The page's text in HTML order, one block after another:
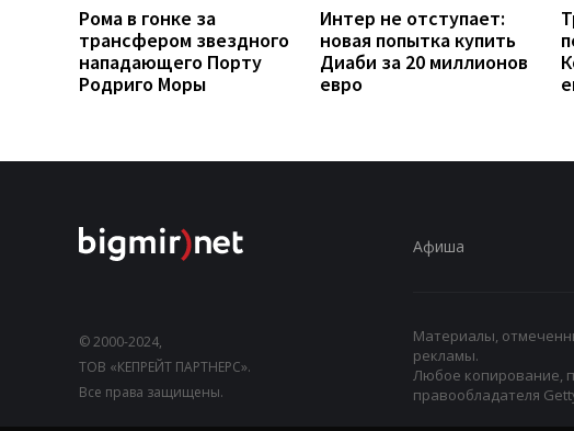
Рома в гонке за
трансфером звездного
нападающего Порту
Родриго Моры
Интер не отступает:
новая попытка купить
Диаби за 20 миллионов
евро
© 2000-2024,
ТОВ «КЕПРЕЙТ ПАРТНЕРС».
Все права защищены.
Афиша
Материалы,
рекламы.
Любое копирование,
правообладателя